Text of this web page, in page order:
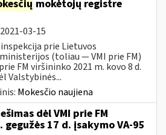
mokėtojų registre
2021-03-15
prie Lietuvos
(toliau ― VMI prie FM)
FM viršininko 2021 m. kovo 8 d.
Valstybinės...
Mokesčio naujiena
dėl VMI prie FM
17 d. įsakymo VA-95